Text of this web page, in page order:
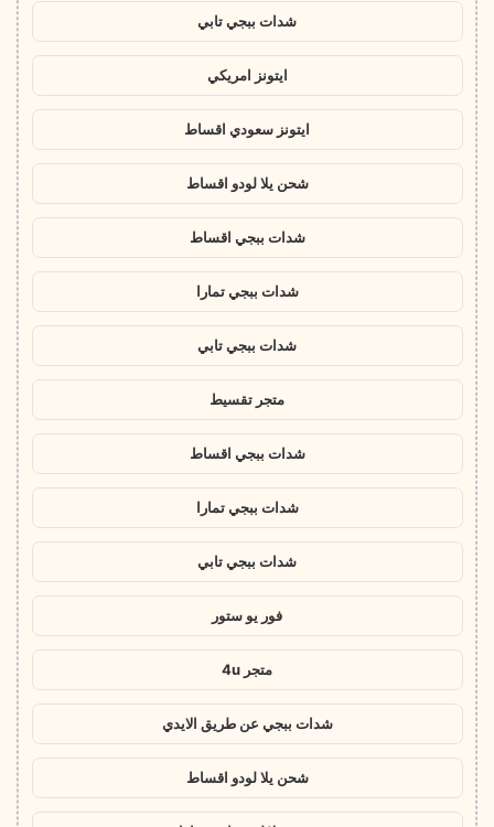
شدات ببجي تابي
ايتونز امريكي
ايتونز سعودي اقساط
شحن يلا لودو اقساط
شدات ببجي اقساط
شدات ببجي تمارا
شدات ببجي تابي
متجر تقسيط
شدات ببجي اقساط
شدات ببجي تمارا
شدات ببجي تابي
فور يو ستور
متجر 4u
شدات ببجي عن طريق الايدي
شحن يلا لودو اقساط